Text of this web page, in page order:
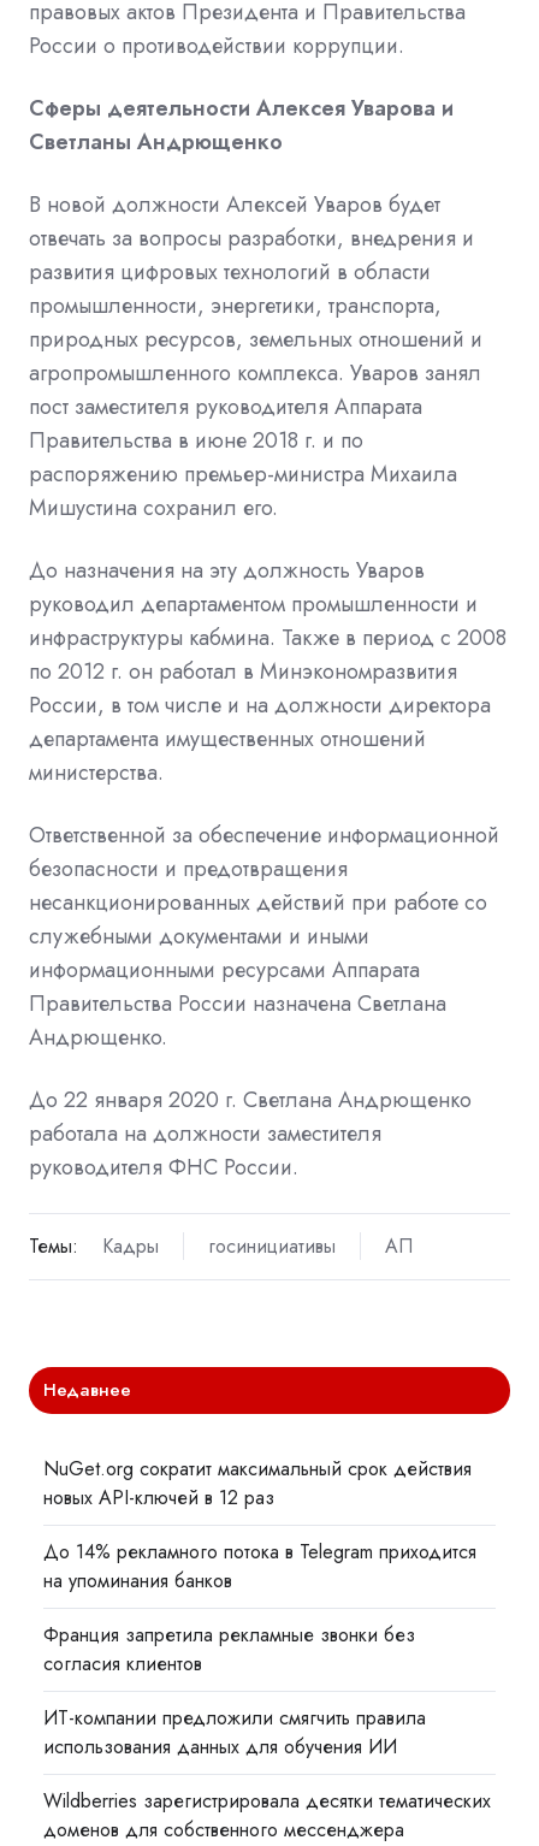
правовых актов Президента и Правительства
России о противодействии коррупции.
Сферы деятельности Алексея Уварова и
Светланы Андрющенко
В новой должности Алексей Уваров будет
отвечать за вопросы разработки, внедрения и
развития цифровых технологий в области
промышленности, энергетики, транспорта,
природных ресурсов, земельных отношений и
агропромышленного комплекса. Уваров занял
пост заместителя руководителя Аппарата
Правительства в июне 2018 г. и по
распоряжению премьер-министра Михаила
Мишустина сохранил его.
До назначения на эту должность Уваров
руководил департаментом промышленности и
инфраструктуры кабмина. Также в период с 2008
по 2012 г. он работал в Минэкономразвития
России, в том числе и на должности директора
департамента имущественных отношений
министерства.
Ответственной за обеспечение информационной
безопасности и предотвращения
несанкционированных действий при работе со
служебными документами и иными
информационными ресурсами Аппарата
Правительства России назначена Светлана
Андрющенко.
До 22 января 2020 г. Светлана Андрющенко
работала на должности заместителя
руководителя ФНС России.
Темы: Кадры госинициативы АП
Недавнее
NuGet.org сократит максимальный срок действия
новых API-ключей в 12 раз
До 14% рекламного потока в Telegram приходится
на упоминания банков
Франция запретила рекламные звонки без
согласия клиентов
ИТ-компании предложили смягчить правила
использования данных для обучения ИИ
Wildberries зарегистрировала десятки тематических
доменов для собственного мессенджера